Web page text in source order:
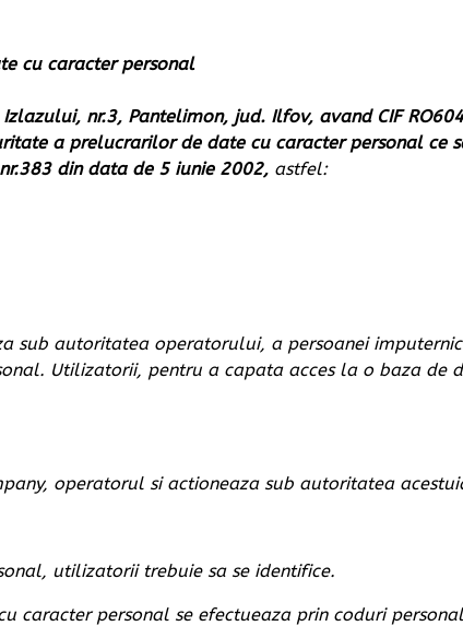
cu caracter personal
nr.3, Pantelimon, jud. Ilfov, avand CIF
a prelucrarilor de date cu caracter personal ce
din data de 5 iunie 2002, astfel:
sub autoritatea operatorului, a persoanei
Utilizatorii, pentru a capata acces la o baza de
operatorul si actioneaza sub autoritatea
utilizatorii trebuie sa se identifice.
personal se efectueaza prin coduri